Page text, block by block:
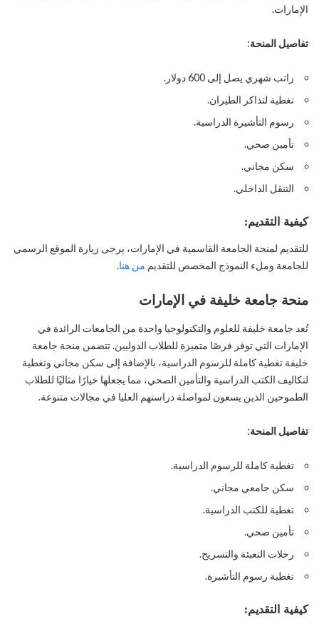
الإمارات.
تفاصيل المنحة:
راتب شهري يصل إلى 600 دولار.
تغطية لتذاكر الطيران.
رسوم التأشيرة الدراسية.
تأمين صحي.
سكن مجاني.
التنقل الداخلي.
كيفية التقديم:
للتقديم لمنحة الجامعة القاسمية في الإمارات، يرجى زيارة الموقع الرسمي
للجامعة وملء النموذج المخصص للتقديم من هنا.
منحة جامعة خليفة في الإمارات
تُعد جامعة خليفة للعلوم والتكنولوجيا واحدة من الجامعات الرائدة في
الإمارات التي توفر فرصًا متميزة للطلاب الدوليين. تتضمن منحة جامعة
خليفة تغطية كاملة للرسوم الدراسية، بالإضافة إلى سكن مجاني وتغطية
لتكاليف الكتب الدراسية والتأمين الصحي، مما يجعلها خيارًا مثاليًا للطلاب
الطموحين الذين يسعون لمواصلة دراستهم العليا في مجالات متنوعة.
تفاصيل المنحة:
تغطية كاملة للرسوم الدراسية.
سكن جامعي مجاني.
تغطية للكتب الدراسية.
تأمين صحي.
رحلات التعبئة والتسريح.
تغطية رسوم التأشيرة.
كيفية التقديم: